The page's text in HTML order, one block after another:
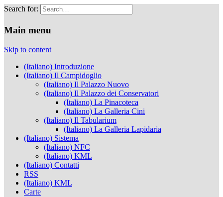
Search for:
Musei Capitolini
Main menu
Skip to content
(Italiano) Introduzione
(Italiano) Il Campidoglio
(Italiano) Il Palazzo Nuovo
(Italiano) Il Palazzo dei Conservatori
(Italiano) La Pinacoteca
(Italiano) La Galleria Cini
(Italiano) Il Tabularium
(Italiano) La Galleria Lapidaria
(Italiano) Sistema
(Italiano) NFC
(Italiano) KML
(Italiano) Contatti
RSS
(Italiano) KML
Carte